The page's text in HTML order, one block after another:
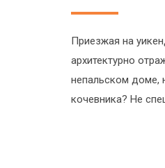
Приезжая на
архитектурно
непальском доме,
кочевника? Не